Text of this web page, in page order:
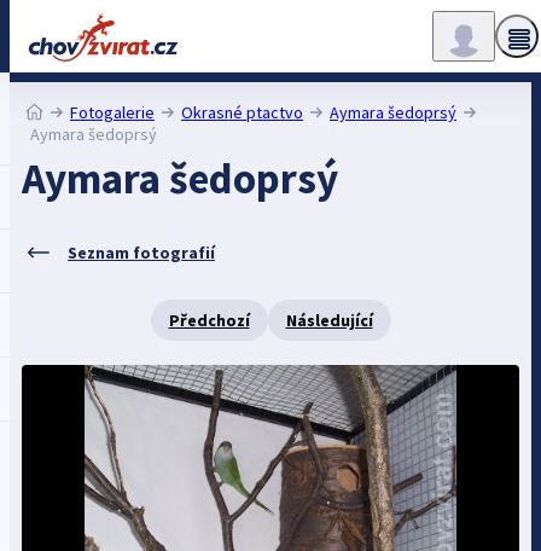
Fotogalerie Okrasné ptactvo
Aymara šedoprsý
Aymara šedoprsý
Aymara šedoprsý
Seznam fotografií
Předchozí Následující